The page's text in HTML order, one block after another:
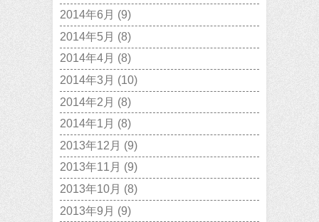
2014年6月 (9)
2014年5月 (8)
2014年4月 (8)
2014年3月 (10)
2014年2月 (8)
2014年1月 (8)
2013年12月 (9)
2013年11月 (9)
2013年10月 (8)
2013年9月 (9)